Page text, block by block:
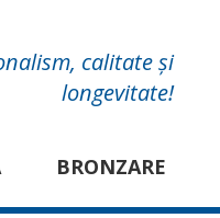
calitate și
longevitate!
BRONZARE